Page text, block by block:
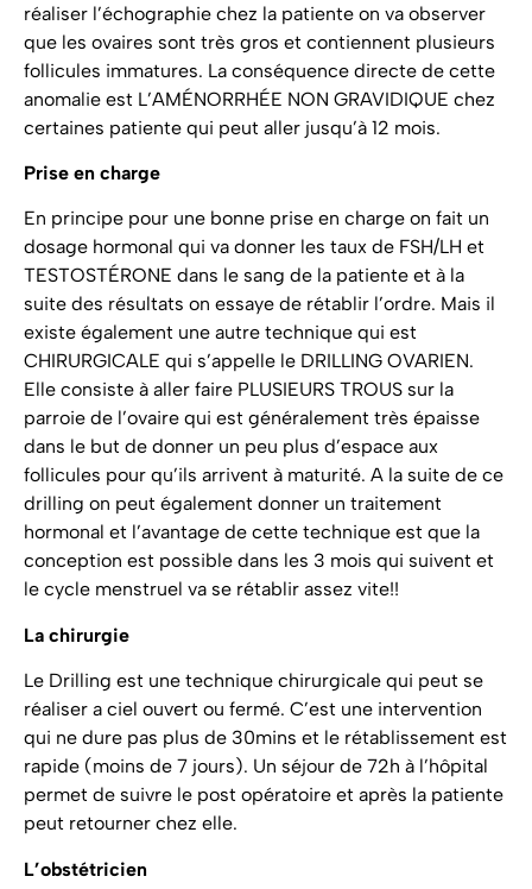
réaliser l’échographie chez la patiente on va observer
que les ovaires sont très gros et contiennent plusieurs
follicules immatures. La conséquence directe de cette
anomalie est L’AMÉNORRHÉE NON GRAVIDIQUE chez
certaines patiente qui peut aller jusqu’à 12 mois.
Prise en charge
En principe pour une bonne prise en charge on fait un
dosage hormonal qui va donner les taux de FSH/LH et
TESTOSTÉRONE dans le sang de la patiente et à la
suite des résultats on essaye de rétablir l’ordre. Mais il
existe également une autre technique qui est
CHIRURGICALE qui s’appelle le DRILLING OVARIEN.
Elle consiste à aller faire PLUSIEURS TROUS sur la
parroie de l’ovaire qui est généralement très épaisse
dans le but de donner un peu plus d’espace aux
follicules pour qu’ils arrivent à maturité. A la suite de ce
drilling on peut également donner un traitement
hormonal et l’avantage de cette technique est que la
conception est possible dans les 3 mois qui suivent et
le cycle menstruel va se rétablir assez vite!!
La chirurgie
Le Drilling est une technique chirurgicale qui peut se
réaliser a ciel ouvert ou fermé. C’est une intervention
qui ne dure pas plus de 30mins et le rétablissement est
rapide (moins de 7 jours). Un séjour de 72h à l’hôpital
permet de suivre le post opératoire et après la patiente
peut retourner chez elle.
L’obstétricien